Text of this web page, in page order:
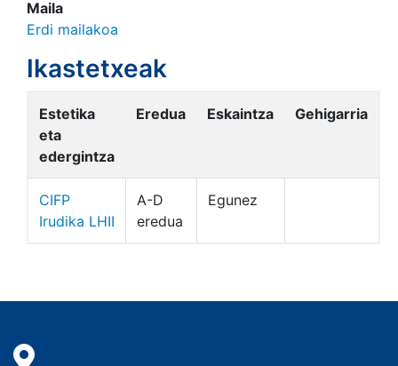
Maila
Erdi mailakoa
Ikastetxeak
Estetika
eta
edergintza
Eredua Eskaintza Gehigarria
CIFP
Irudika LHII
A-D
eredua
Egunez